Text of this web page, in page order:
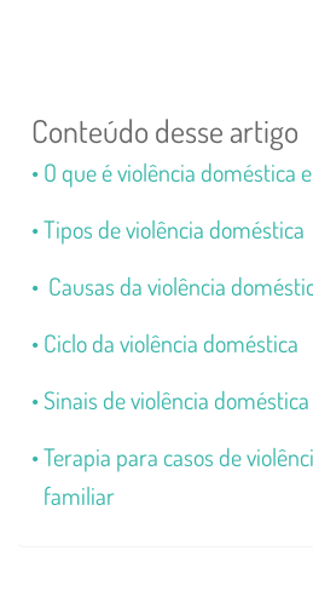
Conteúdo desse artigo
O que é violência doméstica
Tipos de violência doméstica
Causas da violência
Ciclo da violência doméstica
Sinais de violência doméstica
Terapia para casos de
familiar